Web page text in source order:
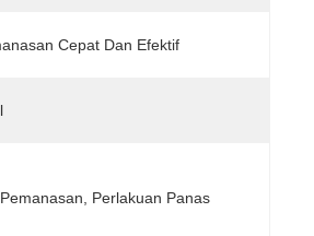
Cepat Dan Efektif
Perlakuan Panas